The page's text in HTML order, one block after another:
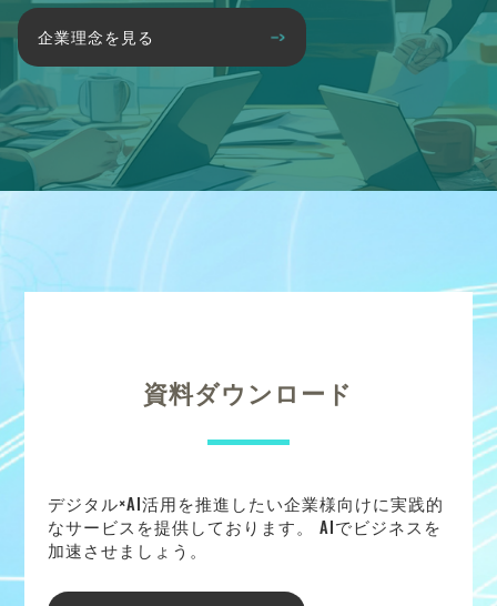
企業理念を見る
資料ダウンロード
デジタル×AI活用を推進したい企業様向けに実践的
なサービスを提供しております。 AIでビジネスを
加速させましょう。